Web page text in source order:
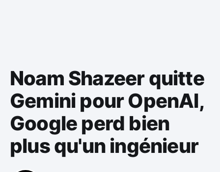
Noam Shazeer quitte
Gemini pour OpenAI,
Google perd bien
plus qu'un ingénieur